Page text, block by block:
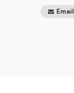
Email